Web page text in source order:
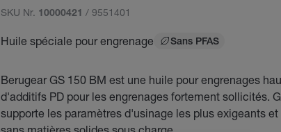
SKU Nr. 10000421 / 9551401
Huile spéciale pour engrenage Sans PFAS
Berugear GS 150 BM est une huile pour engrenages
d'additifs PD pour les engrenages fortement sollicités.
supporte les paramètres d'usinage les plus exigeants